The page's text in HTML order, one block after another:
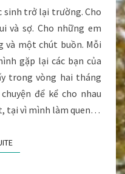
sinh trở lại trường. Cho
và sợ. Cho những em
một chút buồn. Mỗi
gặp lại các bạn của
trong vòng hai tháng
để kể cho nhau
tại vì mình làm quen…
LIRE LA SUITE